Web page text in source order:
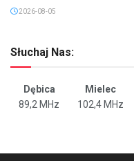
2026-08-05
Słuchaj Nas:
Dębica Mielec
89,2 MHz
102,4 MHz